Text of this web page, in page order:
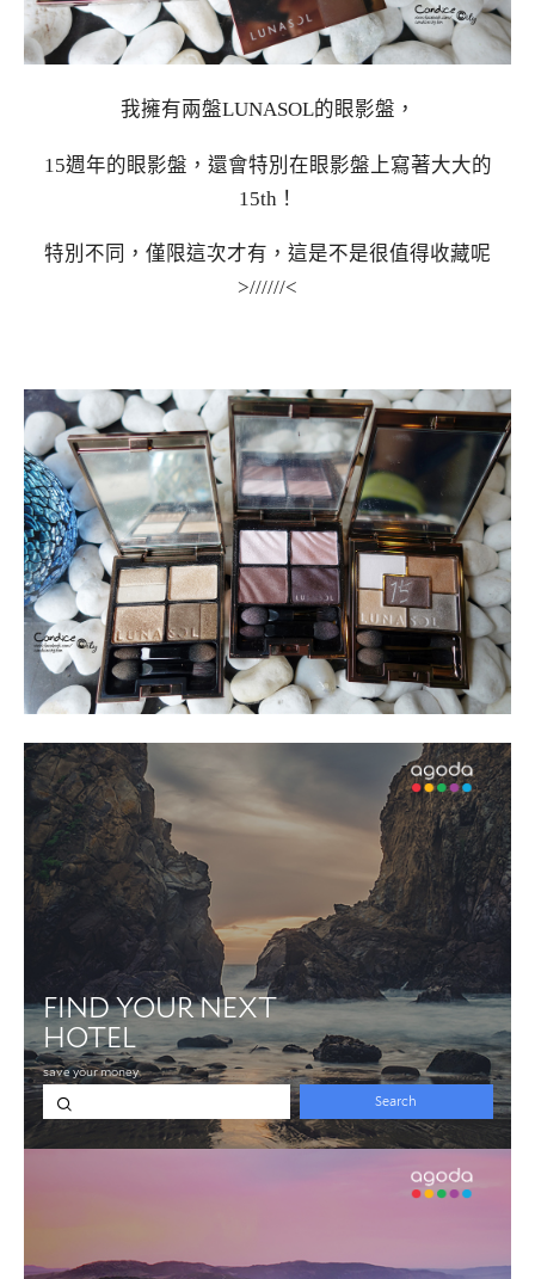
我擁有兩盤LUNASOL的眼影盤，
15週年的眼影盤，還會特別在眼影盤上寫著大大的
15th！
特別不同，僅限這次才有，這是不是很值得收藏呢
>//////<